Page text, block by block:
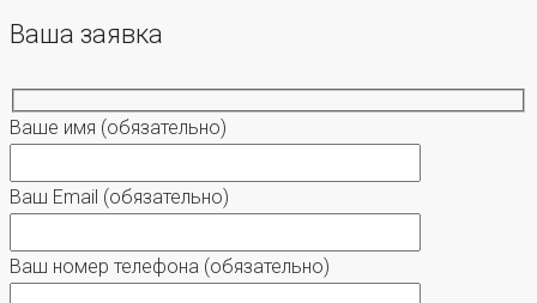
Ваша заявка
Ваше имя (обязательно)
Ваш Email (обязательно)
Ваш номер телефона (обязательно)